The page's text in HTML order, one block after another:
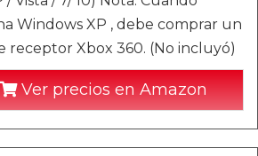
Windows XP , debe comprar un
receptor Xbox 360. (No incluyó)
Ver precios en Amazon